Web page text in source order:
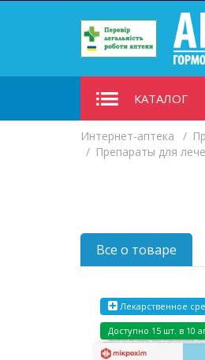
КАТАЛОГ
Интернет-аптека
Препараты для
Все о товаре
Лекарственное
Доступно 15 шт. в 10